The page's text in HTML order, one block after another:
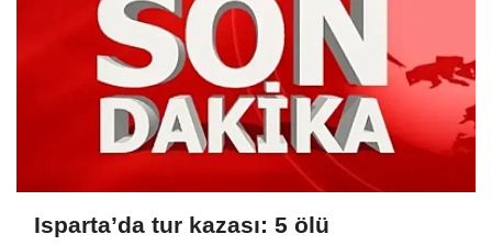
Isparta’da tur kazası: 5 ölü